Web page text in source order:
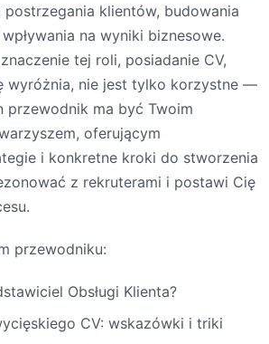
postrzegania klientów, budowania
na wyniki biznesowe.
tej roli, posiadanie CV,
wyróżnia, nie jest tylko korzystne —
przewodnik ma być Twoim
oferującym
i konkretne kroki do stworzenia
z rekruterami i postawi Cię
przewodniku:
Obsługi Klienta?
CV: wskazówki i triki